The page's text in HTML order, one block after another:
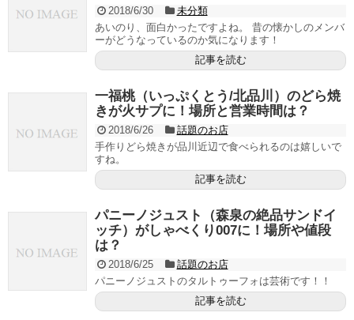
2018/6/30
未分類
あいのり、面白かったですよね。 昔の懐かしのメンバ
ーがどうなっているのか気になります！
記事を読む
一福桃（いっぷくとう/北品川）のどら焼
きが火サプに！場所と営業時間は？
2018/6/26
話題のお店
手作りどら焼きが品川近辺で食べられるのは嬉しいで
すね。
記事を読む
パニーノジュスト（森泉の絶品サンドイ
ッチ）がしゃべくり007に！場所や値段
は？
2018/6/25
話題のお店
パニーノジュストのタルトゥーフォは芸術です！！
記事を読む